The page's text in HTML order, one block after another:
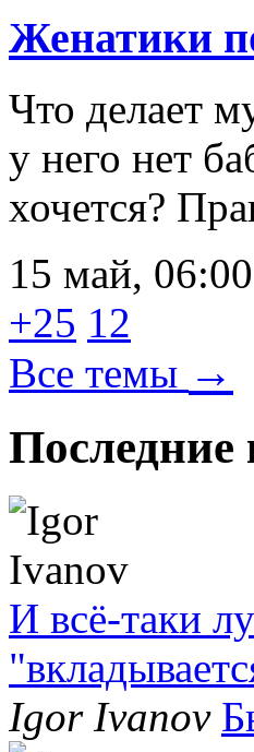
Женатики
Что делает
у него нет
хочется?
15 май, 06:00
+25 12
Все темы →
И всё-таки
Igor Ivanov